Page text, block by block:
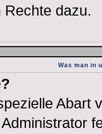
Rechte dazu.
Was man in
Abart